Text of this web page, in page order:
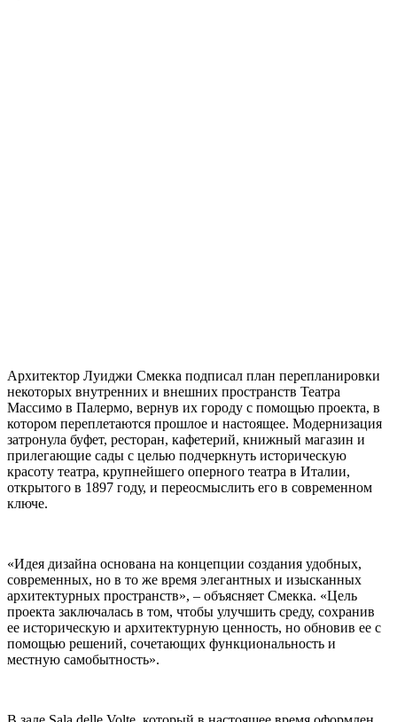
Архитектор Луиджи Смекка подписал план перепланировки
некоторых внутренних и внешних пространств Театра
Массимо в Палермо, вернув их городу с помощью проекта, в
котором переплетаются прошлое и настоящее. Модернизация
затронула буфет, ресторан, кафетерий, книжный магазин и
прилегающие сады с целью подчеркнуть историческую
красоту театра, крупнейшего оперного театра в Италии,
открытого в 1897 году, и переосмыслить его в современном
ключе.
«Идея дизайна основана на концепции создания удобных,
современных, но в то же время элегантных и изысканных
архитектурных пространств», – объясняет Смекка. «Цель
проекта заключалась в том, чтобы улучшить среду, сохранив
ее историческую и архитектурную ценность, но обновив ее с
помощью решений, сочетающих функциональность и
местную самобытность».